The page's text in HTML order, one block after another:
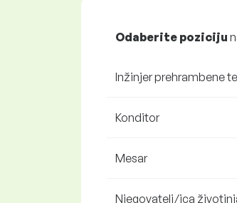
Odaberite poziciju
Inžinjer prehrambene
Konditor
Mesar
Njegovatelj/ica